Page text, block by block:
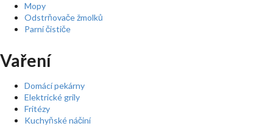
Mopy
Odstrňovače žmolků
Parní čističe
Vaření
Domácí pekárny
Elektrické grily
Fritézy
Kuchyňské náčiní